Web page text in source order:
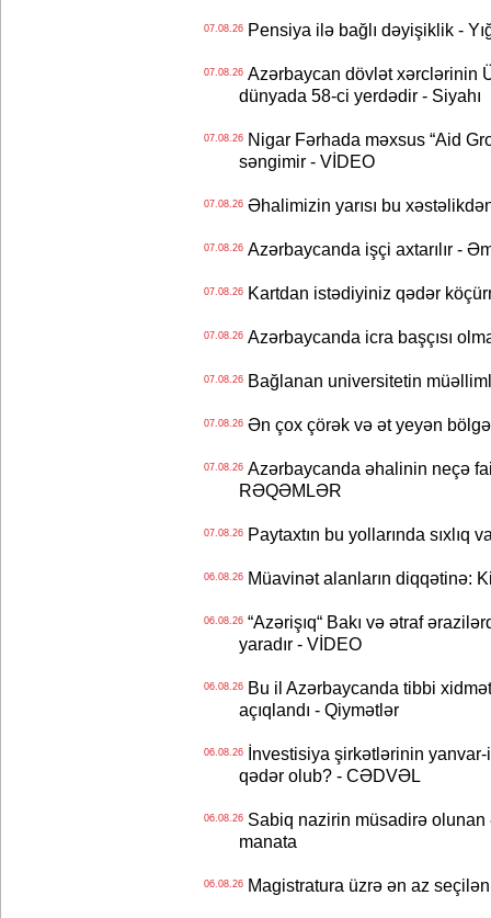
07.08.26Pensiya ilə bağlı dəyişiklik -
07.08.26Azərbaycan dövlət xərclərinin
dünyada 58-ci yerdədir - Siyahı
07.08.26Nigar Fərhada məxsus “Aid
səngimir - VİDEO
07.08.26Əhalimizin yarısı bu
07.08.26Azərbaycanda işçi axtarılır -
07.08.26Kartdan istədiyiniz qədər
07.08.26Azərbaycanda icra başçısı
07.08.26Bağlanan universitetin
07.08.26Ən çox çörək və ət yeyən
07.08.26Azərbaycanda əhalinin neçə
RƏQƏMLƏR
07.08.26Paytaxtın bu yollarında sıxlıq
06.08.26Müavinət alanların diqqətinə:
06.08.26“Azərişıq“ Bakı və ətraf
yaradır - VİDEO
06.08.26Bu il Azərbaycanda tibbi
açıqlandı - Qiymətlər
06.08.26İnvestisiya şirkətlərinin yanvar-
qədər olub? - CƏDVƏL
06.08.26Sabiq nazirin müsadirə olunan
manata
06.08.26Magistratura üzrə ən az